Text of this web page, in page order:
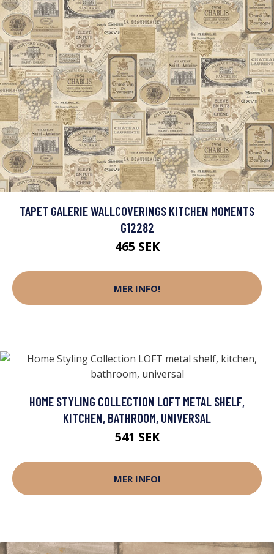
TAPET GALERIE WALLCOVERINGS KITCHEN MOMENTS
G12282
465 SEK
MER INFO!
HOME STYLING COLLECTION LOFT METAL SHELF,
KITCHEN, BATHROOM, UNIVERSAL
541 SEK
MER INFO!